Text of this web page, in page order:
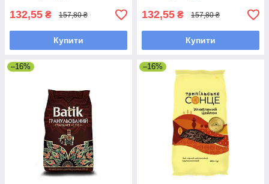
132,55 ₴ 157,80 ₴
Купити
132,55 ₴ 157,80 ₴
Купити
–16% –16%